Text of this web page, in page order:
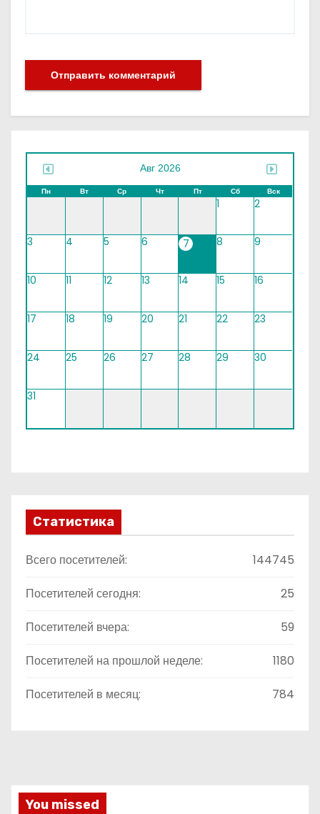
Авг 2026
Пн Вт Ср Чт Пт Сб Вск
1 2
3 4 5 6 7 8 9
10 11 12 13 14 15 16
17 18 19 20 21 22 23
24 25 26 27 28 29 30
31
Статистика
144745
Всего посетителей:
25
Посетителей сегодня:
59
Посетителей вчера:
1180
Посетителей на прошлой неделе:
784
Посетителей в месяц:
You missed